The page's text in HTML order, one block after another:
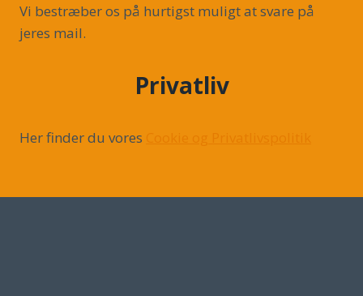
Vi bestræber os på hurtigst muligt at svare på
jeres mail.
Privatliv
Her finder du vores